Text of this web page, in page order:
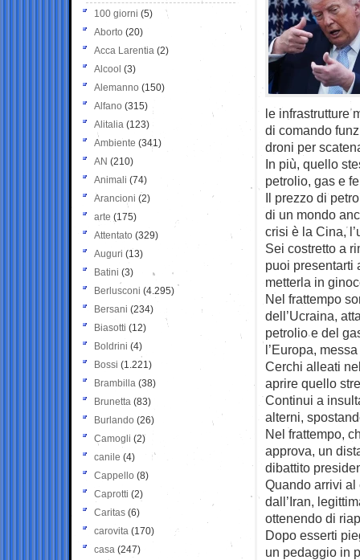
le infrastrutture
di comando
droni per
In più, quello
petrolio, gas e
Il prezzo di
di un mondo
crisi è la Cina,
Sei costretto a
puoi presentarti
metterla in
Nel frattempo
dell’Ucraina,
petrolio e del
l’Europa,
Cerchi alleati
aprire quello
Continui a
alterni,
Nel frattempo,
approva, un
dibattito
Quando arrivi
dall’Iran,
ottenendo di
Dopo esserti
un pedaggio in
100 giorni (5)
Aborto (20)
Acca Larentia (2)
Alcool (3)
Alemanno (150)
Alfano (315)
Alitalia (123)
Ambiente (341)
AN (210)
Animali (74)
Arancioni (2)
arte (175)
Attentato (329)
Auguri (13)
Batini (3)
Berlusconi (4.295)
Bersani (234)
Biasotti (12)
Boldrini (4)
Bossi (1.221)
Brambilla (38)
Brunetta (83)
Burlando (26)
Camogli (2)
canile (4)
Cappello (8)
Caprotti (2)
Caritas (6)
carovita (170)
casa (247)